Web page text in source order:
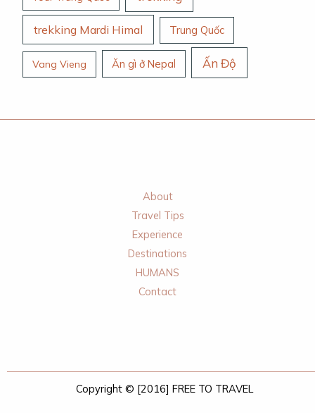
trekking Mardi Himal Trung Quốc
Vang Vieng Ăn gì ở Nepal Ấn Độ
About
Travel Tips
Experience
Destinations
HUMANS
Contact
Copyright © [2016] FREE TO TRAVEL